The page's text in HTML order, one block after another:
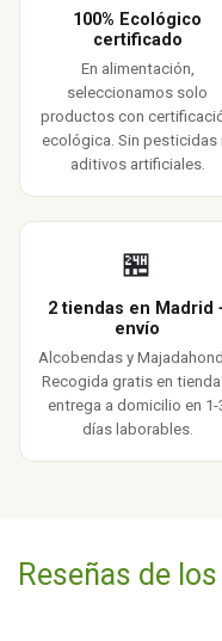
100% Ecológico
certificado
En alimentación,
seleccionamos solo
productos con
ecológica. Sin pesticidas
aditivos artificiales.
🏪
2 tiendas en Madrid
envío
Alcobendas y
Recogida gratis en
entrega a domicilio en 1-
días laborables.
Reseñas de